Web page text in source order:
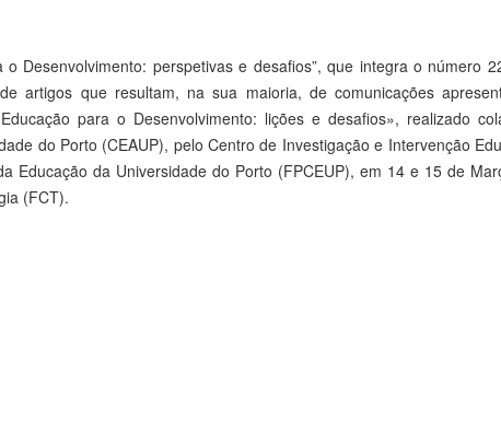
Desenvolvimento: perspetivas e desafios”, que integra o número
artigos que resultam, na sua maioria, de comunicações
para o Desenvolvimento: lições e desafios», realizado
do Porto (CEAUP), pelo Centro de Investigação e Intervenção
Educação da Universidade do Porto (FPCEUP), em 14 e 15 de
(FCT).